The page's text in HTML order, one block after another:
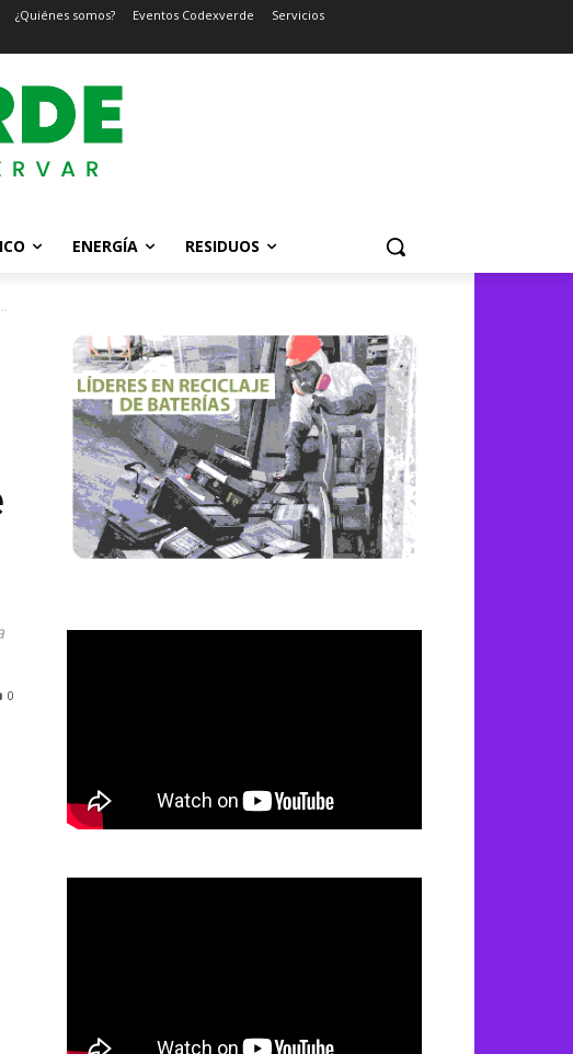
¿Quiénes somos? Eventos Codexverde Servicios
ENERGÍA RESIDUOS
0